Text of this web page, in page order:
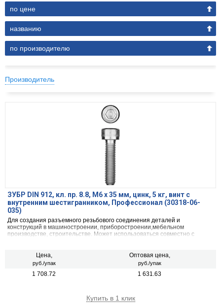
по цене
названию
по производителю
Производитель
ЗУБР DIN 912, кл. пр. 8.8, М6 х 35 мм, цинк, 5 кг, винт с
внутренним шестигранником, Профессионал (30318-06-
035)
Для создания разъемного резьбового соединения деталей и
конструкций в машиностроении, приборостроении,мебельном
производстве, строительстве. Может использоваться совместно с
Цена,
руб./упак
Оптовая цена,
руб./упак
1 708.72 1 631.63
Купить в 1 клик